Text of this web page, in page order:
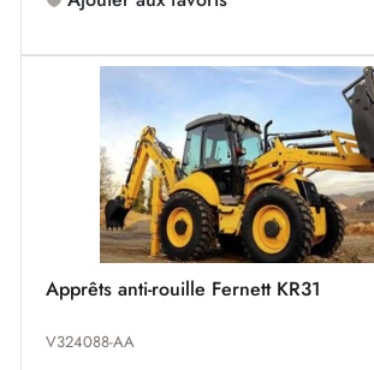
Apprêts anti-rouille Fernett KR31
V324088-AA